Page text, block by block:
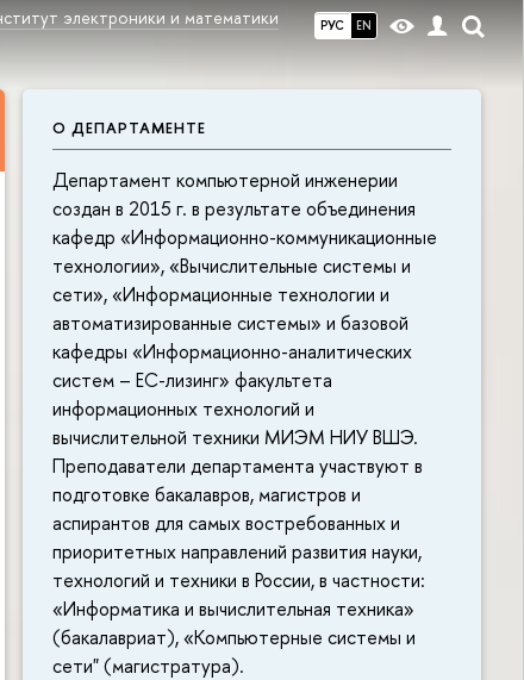
РУС EN
электроники и математики
О ДЕПАРТАМЕНТЕ
Департамент компьютерной инженерии
создан в 2015 г. в результате объединения
кафедр «Информационно-коммуникационные
технологии», «Вычислительные системы и
сети», «Информационные технологии и
автоматизированные системы» и базовой
кафедры «Информационно-аналитических
систем – ЕС-лизинг» факультета
информационных технологий и
вычислительной техники МИЭМ НИУ ВШЭ.
Преподаватели департамента участвуют в
подготовке бакалавров, магистров и
аспирантов для самых востребованных и
приоритетных направлений развития науки,
технологий и техники в России, в частности:
«Информатика и вычислительная техника»
(бакалавриат), «Компьютерные системы и
сети" (магистратура).